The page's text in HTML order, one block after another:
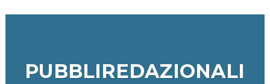
PUBBLIREDAZIONALI